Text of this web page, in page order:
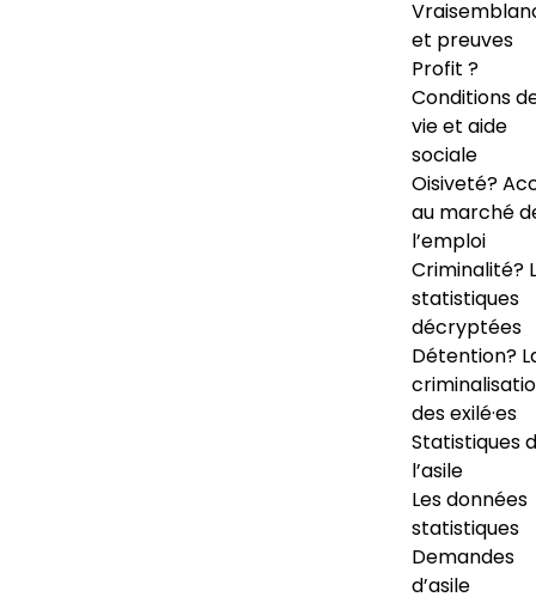
et preuves
Profit ?
Conditions
vie et aide
sociale
Oisiveté?
au marché
l’emploi
Criminalité?
statistiques
décryptées
Détention?
des exilé·es
Statistiques
l’asile
Les données
statistiques
Demandes
d’asile